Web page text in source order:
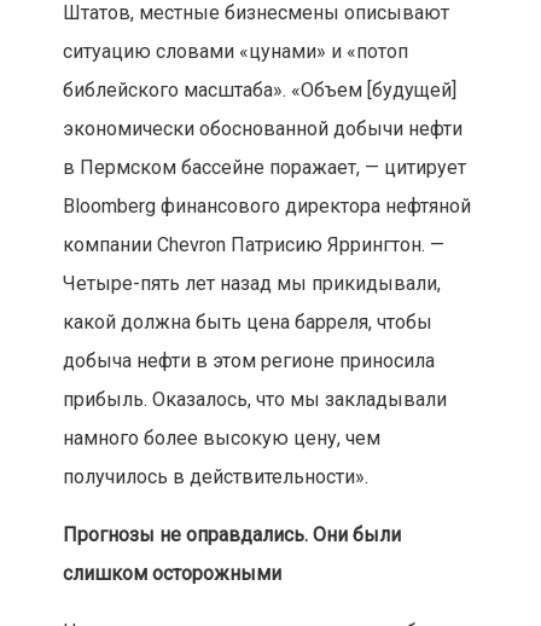
Штатов, местные бизнесмены описывают
ситуацию словами «цунами» и «потоп
библейского масштаба». «Объем [будущей]
экономически обоснованной добычи нефти
в Пермском бассейне поражает, — цитирует
Bloomberg финансового директора нефтяной
компании Chevron Патрисию Яррингтон. —
Четыре-пять лет назад мы прикидывали,
какой должна быть цена барреля, чтобы
добыча нефти в этом регионе приносила
прибыль. Оказалось, что мы закладывали
намного более высокую цену, чем
получилось в действительности».
Прогнозы не оправдались. Они были
слишком осторожными